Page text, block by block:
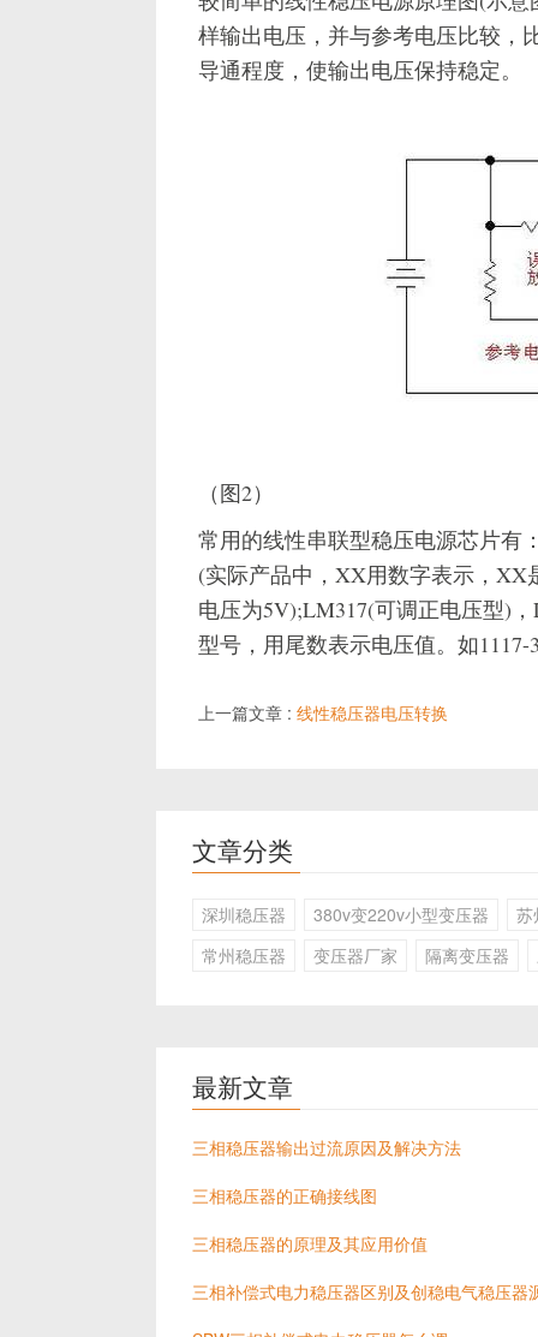
样输出电压，并与参考电压比较，
导通程度，使输出电压保持稳定。
（图2）
常用的线性串联型稳压电源芯片有
(实际产品中，XX用数字表示，XX
电压为5V);LM317(可调正电压型)
型号，用尾数表示电压值。如
上一篇文章 : 线性稳压器电压转换
文章分类
深圳稳压器 380v变220v小型变压器
苏
常州稳压器
变压器厂家 隔离变压器
最新文章
三相稳压器输出过流原因及解决方法
三相稳压器的正确接线图
三相稳压器的原理及其应用价值
三相补偿式电力稳压器区别及创稳电气稳压器